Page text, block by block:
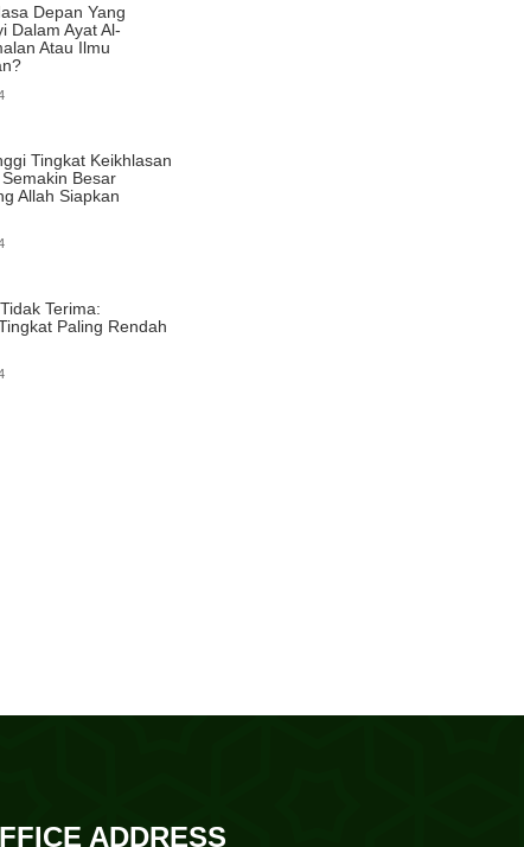
Depan Yang
Dalam Ayat Al-
Atau Ilmu
Tingkat Keikhlasan
Besar
Allah Siapkan
Terima:
Paling Rendah
ADDRESS